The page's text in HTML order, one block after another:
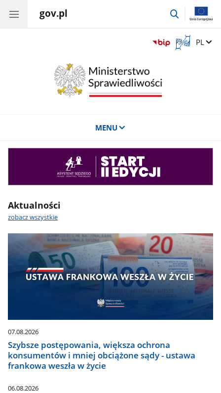
gov.pl
przejdź
Otwórz
okno
Zmień
PL
MENU
Aktualności
zobacz wszystkie
07.08.2026
Szybsze postępowania, większa ochrona
konsumentów i mniej obciążone sądy - ustawa
frankowa weszła w życie
06.08.2026